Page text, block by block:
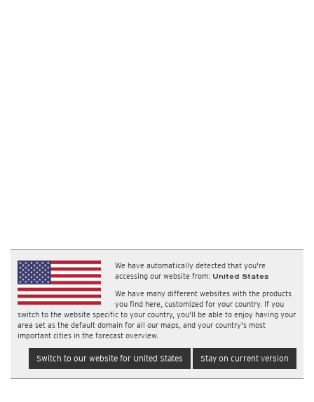
We have automatically detected that you're
accessing our website from: United States
We have many different websites with the products
you find here, customized for your country. If you
switch to the website specific to your country, you'll be able to enjoy having your
area set as the default domain for all our maps, and your country's most
important cities in the forecast overview.
Switch to our website for United States Stay on current version